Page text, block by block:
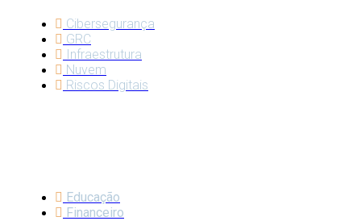
Cibersegurança
GRC
Infraestrutura
Nuvem
Riscos Digitais
Educação
Financeiro